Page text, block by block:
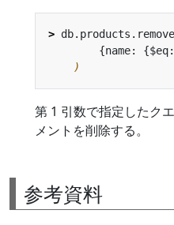
>
)
第 1 引数で指定したク
メントを削除する。
参考資料